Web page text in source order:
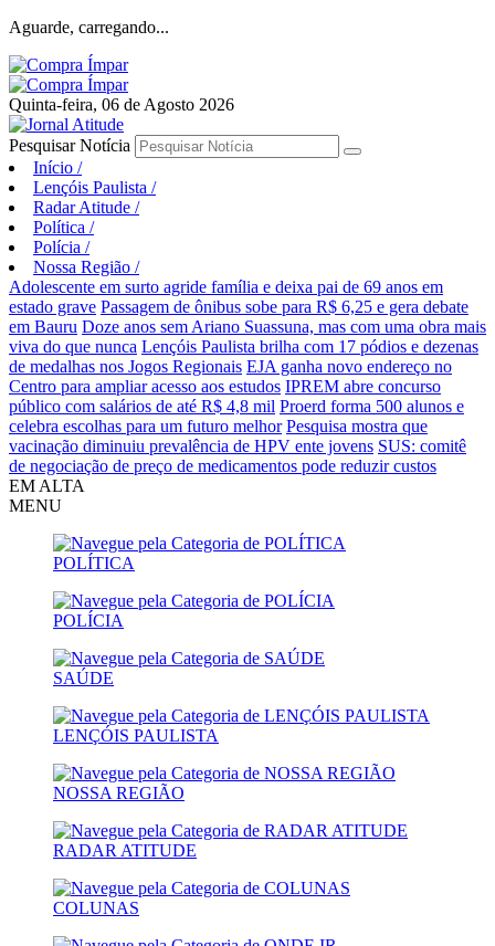
Aguarde, carregando...
Quinta-feira, 06 de Agosto 2026
Pesquisar Notícia
Início /
Lençóis Paulista /
Radar Atitude /
Política /
Polícia /
Nossa Região /
Adolescente em surto agride família e deixa pai de 69 anos em
estado grave Passagem de ônibus sobe para R$ 6,25 e gera debate
em Bauru Doze anos sem Ariano Suassuna, mas com uma obra mais
viva do que nunca Lençóis Paulista brilha com 17 pódios e dezenas
de medalhas nos Jogos Regionais EJA ganha novo endereço no
Centro para ampliar acesso aos estudos IPREM abre concurso
público com salários de até R$ 4,8 mil Proerd forma 500 alunos e
celebra escolhas para um futuro melhor Pesquisa mostra que
vacinação diminuiu prevalência de HPV ente jovens SUS: comitê
de negociação de preço de medicamentos pode reduzir custos
EM ALTA
MENU
POLÍTICA
POLÍCIA
SAÚDE
LENÇÓIS PAULISTA
NOSSA REGIÃO
RADAR ATITUDE
COLUNAS